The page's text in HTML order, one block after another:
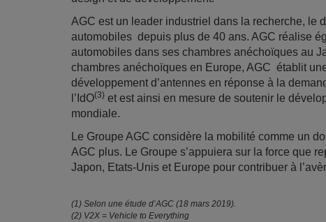
AGC est un leader industriel dans la recherche, le
automobiles depuis plus de 40 ans. AGC réalise
automobiles dans ses chambres anéchoïques au
chambres anéchoïques en Europe, AGC établit
développement d’antennes en réponse à la
l’IdO(3) et est ainsi en mesure de soutenir le
mondiale.
Le Groupe AGC considère la mobilité comme un
AGC plus. Le Groupe s’appuiera sur la force que
Japon, Etats-Unis et Europe pour contribuer à
(1) Selon une étude d’AGC (18 mars 2019).
(2) V2X = Vehicle to Everything